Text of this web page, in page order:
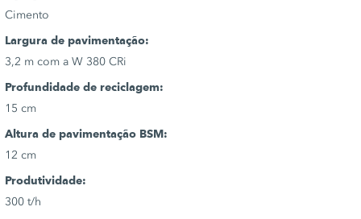
Cimento
Largura de pavimentação:
3,2 m com a W 380 CRi
Profundidade de reciclagem:
15 cm
Altura de pavimentação BSM:
12 cm
Produtividade:
300 t/h